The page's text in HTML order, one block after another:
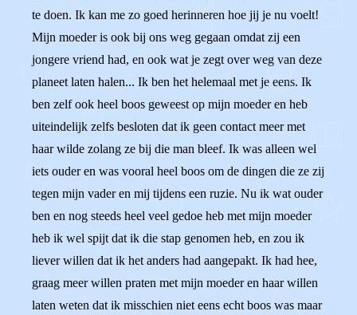
te doen. Ik kan me zo goed herinneren hoe jij je nu voelt!
Mijn moeder is ook bij ons weg gegaan omdat zij een
jongere vriend had, en ook wat je zegt over weg van deze
planeet laten halen... Ik ben het helemaal met je eens. Ik
ben zelf ook heel boos geweest op mijn moeder en heb
uiteindelijk zelfs besloten dat ik geen contact meer met
haar wilde zolang ze bij die man bleef. Ik was alleen wel
iets ouder en was vooral heel boos om de dingen die ze zij
tegen mijn vader en mij tijdens een ruzie. Nu ik wat ouder
ben en nog steeds heel veel gedoe heb met mijn moeder
heb ik wel spijt dat ik die stap genomen heb, en zou ik
liever willen dat ik het anders had aangepakt. Ik had hee,
graag meer willen praten met mijn moeder en haar willen
laten weten dat ik misschien niet eens echt boos was maar